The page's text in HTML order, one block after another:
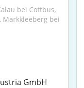
bei Cottbus,
Markkleeberg bei
GmbH